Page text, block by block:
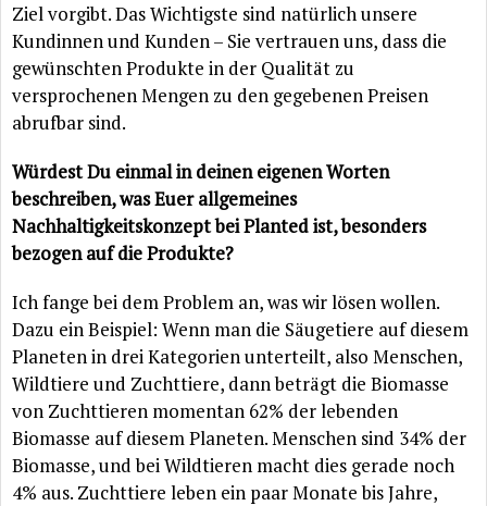
Ziel vorgibt. Das Wichtigste sind natürlich unsere
Kundinnen und Kunden – Sie vertrauen uns, dass die
gewünschten Produkte in der Qualität zu
versprochenen Mengen zu den gegebenen Preisen
abrufbar sind.
Würdest Du einmal in deinen eigenen Worten
beschreiben, was Euer allgemeines
Nachhaltigkeitskonzept bei Planted ist, besonders
bezogen auf die Produkte?
Ich fange bei dem Problem an, was wir lösen wollen.
Dazu ein Beispiel: Wenn man die Säugetiere auf diesem
Planeten in drei Kategorien unterteilt, also Menschen,
Wildtiere und Zuchttiere, dann beträgt die Biomasse
von Zuchttieren momentan 62% der lebenden
Biomasse auf diesem Planeten. Menschen sind 34% der
Biomasse, und bei Wildtieren macht dies gerade noch
4% aus. Zuchttiere leben ein paar Monate bis Jahre,